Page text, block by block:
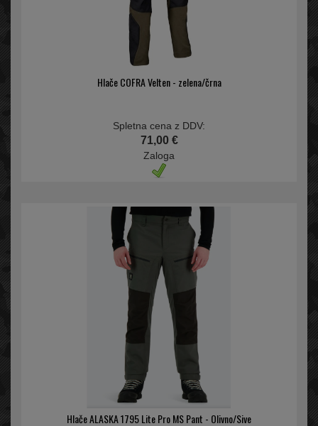
Hlače COFRA Velten - zelena/črna
Spletna cena z DDV:
71,00 €
Zaloga
Hlače ALASKA 1795 Lite Pro MS Pant - Olivno/Sive